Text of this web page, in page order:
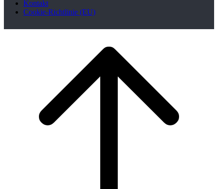
Kontakt
Cookie-Richtlinie (EU)